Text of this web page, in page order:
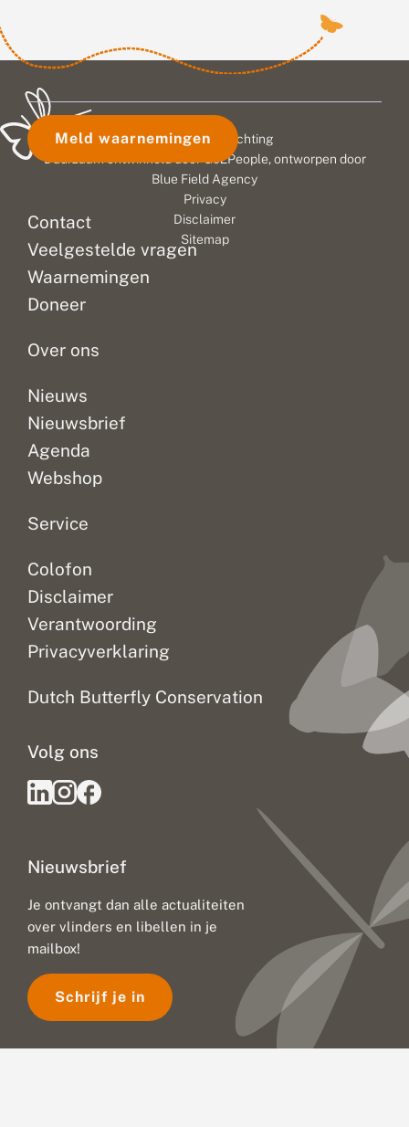
Contact
Veelgestelde vragen
Waarnemingen
Doneer
Over ons
Nieuws
Nieuwsbrief
Agenda
Webshop
Service
Colofon
Disclaimer
Verantwoording
Privacyverklaring
Dutch Butterfly Conservation
Nieuwsbrief
Je ontvangt dan alle actualiteiten
over vlinders en libellen in je
mailbox!
Schrijf je in
Volg ons
Meld waarnemingen
© 2026 Vlinderstichting
Duurzaam ontwikkeld door
Go2People, ontworpen door
Blue Field Agency
Privacy
Disclaimer
Sitemap